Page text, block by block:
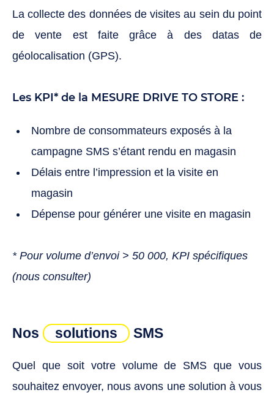
La collecte des données de visites au sein du point
de vente est faite grâce à des datas de
géolocalisation (GPS).
Les KPI* de la MESURE DRIVE TO STORE :
Nombre de consommateurs exposés à la
campagne SMS s’étant rendu en magasin
Délais entre l’impression et la visite en
magasin
Dépense pour générer une visite en magasin
* Pour volume d’envoi > 50 000, KPI spécifiques
(nous consulter)
Nos solutions SMS
Quel que soit votre volume de SMS que vous
souhaitez envoyer, nous avons une solution à vous